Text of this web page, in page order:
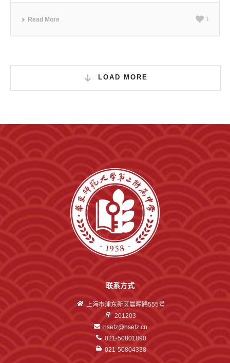
Read More 1
LOAD MORE
联系方式
上海市浦东新区晨晖路555号
201203
hsefz@hsefz.cn
021-50801890
021-50804338